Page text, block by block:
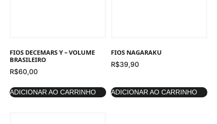
FIOS DECEMARS Y – VOLUME
BRASILEIRO
R$60,00
ADICIONAR AO CARRINHO
FIOS NAGARAKU
R$39,90
ADICIONAR AO CARRINHO